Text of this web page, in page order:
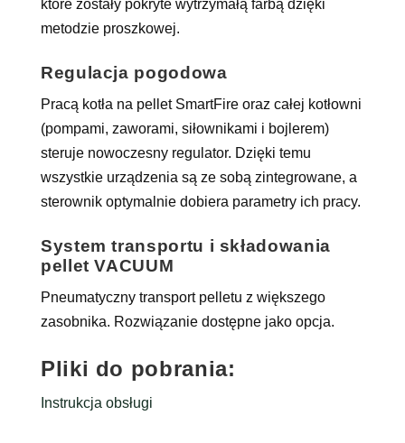
które zostały pokryte wytrzymałą farbą dzięki
metodzie proszkowej.
Regulacja pogodowa
Pracą kotła na pellet SmartFire oraz całej kotłowni
(pompami, zaworami, siłownikami i bojlerem)
steruje nowoczesny regulator. Dzięki temu
wszystkie urządzenia są ze sobą zintegrowane, a
sterownik optymalnie dobiera parametry ich pracy.
System transportu i składowania
pellet VACUUM
Pneumatyczny transport pelletu z większego
zasobnika. Rozwiązanie dostępne jako opcja.
Pliki do pobrania:
Instrukcja obsługi